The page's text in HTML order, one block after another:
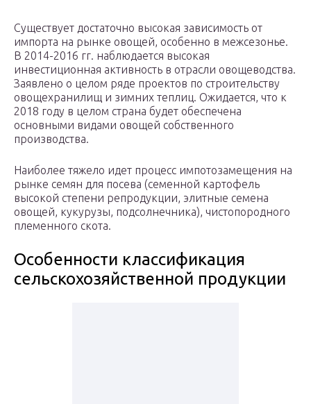
Существует достаточно высокая зависимость от
импорта на рынке овощей, особенно в межсезонье.
В 2014-2016 гг. наблюдается высокая
инвестиционная активность в отрасли овощеводства.
Заявлено о целом ряде проектов по строительству
овощехранилищ и зимних теплиц. Ожидается, что к
2018 году в целом страна будет обеспечена
основными видами овощей собственного
производства.
Наиболее тяжело идет процесс импотозамещения на
рынке семян для посева (семенной картофель
высокой степени репродукции, элитные семена
овощей, кукурузы, подсолнечника), чистопородного
племенного скота.
Особенности классификация
сельскохозяйственной продукции